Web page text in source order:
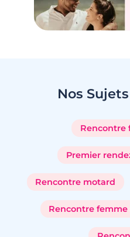
Nos Sujets
Rencontre
Premier
Rencontre motard
Rencontre